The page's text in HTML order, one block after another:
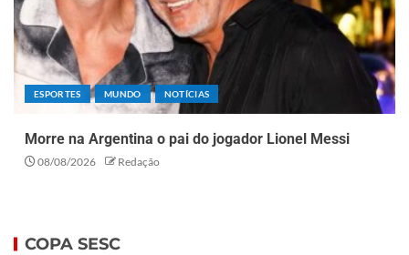
ESPORTES MUNDO NOTÍCIAS
Morre na Argentina o pai do jogador Lionel Messi
08/08/2026 Redação
COPA SESC